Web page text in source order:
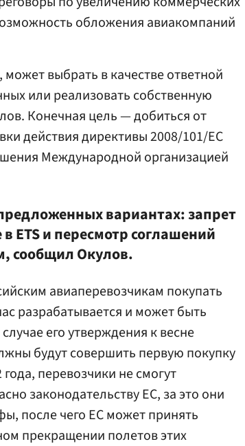
обложения авиакомпаний
выбрать в качестве ответной
или реализовать собственную
Конечная цель — добиться от
действия директивы 2008/101/ЕС
Международной организацией
вариантах: запрет
ETS и пересмотр соглашений
сообщил Окулов.
авиаперевозчикам покупать
разрабатывается и может быть
его утверждения к весне
будут совершить первую покупку
перевозчики не смогут
законодательству ЕС, за это они
после чего ЕС может принять
прекращении полетов этих